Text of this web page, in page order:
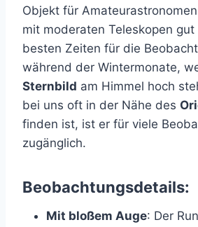
Objekt für
mit moderaten Teleskopen
besten Zeiten für die
während der Wintermonate,
Sternbild am Himmel hoch
bei uns oft in der Nähe des
finden ist, ist er für viele
zugänglich.
Beobachtungsdetails:
Mit bloßem Auge: Der